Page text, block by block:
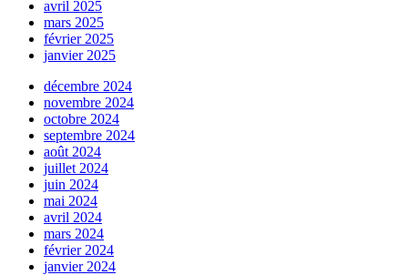
avril 2025
mars 2025
février 2025
janvier 2025
décembre 2024
novembre 2024
octobre 2024
septembre 2024
août 2024
juillet 2024
juin 2024
mai 2024
avril 2024
mars 2024
février 2024
janvier 2024